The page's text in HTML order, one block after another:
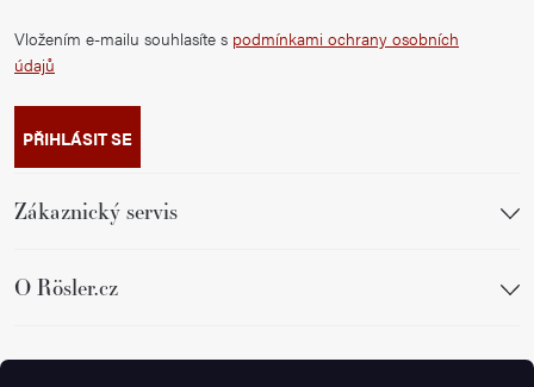
Vložením e-mailu souhlasíte s podmínkami ochrany osobních
údajů
PŘIHLÁSIT SE
Zákaznický servis
O Rösler.cz
Sledujte nás